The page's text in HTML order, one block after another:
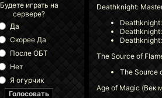
Будете играть на
сервере?
Да
Скорее Да
После ОБТ
Нет
Я огурчик
Deathknight:
The Source of
The Source
Age of Magic (Век